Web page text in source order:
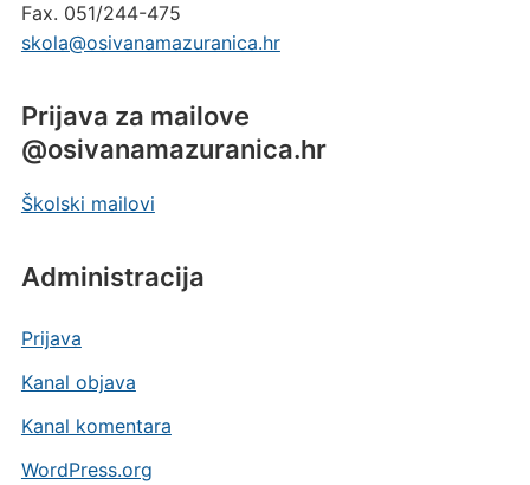
Fax. 051/244-475
skola@osivanamazuranica.hr
Prijava za mailove
@osivanamazuranica.hr
Školski mailovi
Administracija
Prijava
Kanal objava
Kanal komentara
WordPress.org